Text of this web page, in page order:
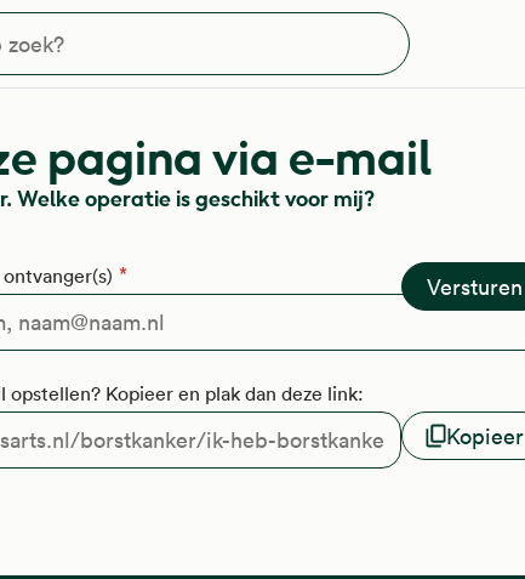
pagina via e-mail
Welke operatie is geschikt voor mij?
opstellen? Kopieer en plak dan deze link:
Kopieer